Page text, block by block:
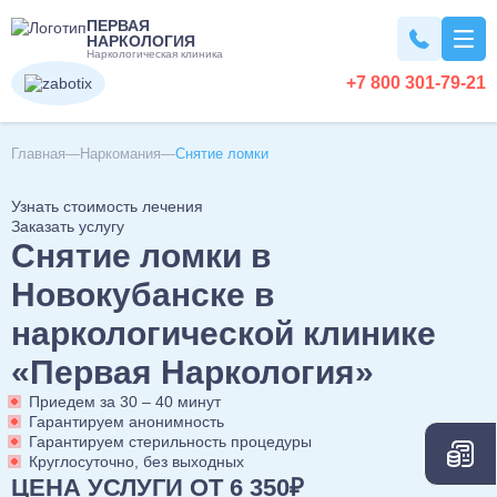
ПЕРВАЯ
НАРКОЛОГИЯ
Наркологическая клиника
+7 800 301-79-21
Вывод из запоя
Вывод из запоя на дому
Вывод из запоя в стационаре
Капельница от алкоголя
Детокс капельница
Вызов нарколога на дом
Детоксикация алкоголиков
Срочный вывод из запоя
Экстренное вытрезвление
Вытрезвление на дому
Лечение наркомании
Снятие ломки
Кодирование наркозависимости
УБОД
Нарколог на дом
Консультация нарколога
Консультация токсиколога
Наркологическая помощь
Алкоголизм
Лечение алкоголизма
Лечение алкоголизма в домашних условиях
Лечение алкоголизма в стационаре
Лечение алкоголизма круглосуточно
Лечение пивного алкоголизма
Нарколог на дом
Кодирование
Кодирование от алкоголизма
Кодирование на дому
Двойной блок
Похмелье
Лечение похмелья
Психиатрия
Главная Наркомания Снятие ломки
Снятие ломки в
Новокубанске в
наркологической клинике
«Первая Наркология»
Приедем за 30 – 40 минут
Гарантируем анонимность
Гарантируем стерильность процедуры
Круглосуточно, без выходных
ЦЕНА УСЛУГИ ОТ 6 350₽
Узнать стоимость лечения
Заказать услугу